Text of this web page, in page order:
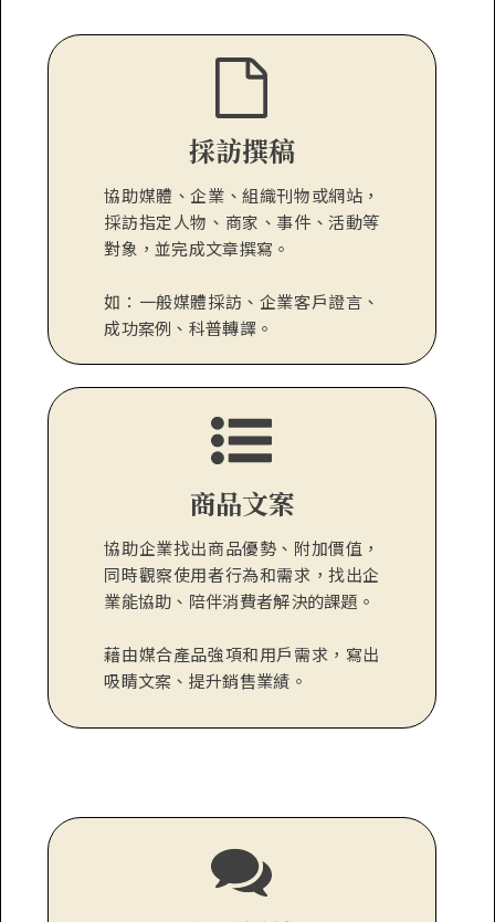
採訪撰稿
協助媒體、企業、組織刊物或網站，
採訪指定人物、商家、事件、活動等
對象，並完成文章撰寫。
如：一般媒體採訪、企業客戶證言、
成功案例、科普轉譯。
商品文案
協助企業找出商品優勢、附加價值，
同時觀察使用者行為和需求，找出企
業能協助、陪伴消費者解決的課題。
藉由媒合產品強項和用戶需求，寫出
吸睛文案、提升銷售業績。